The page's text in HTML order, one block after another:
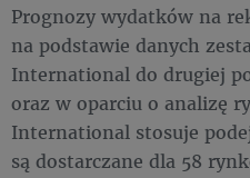
Prognozy wydatków na
na podstawie danych
International do drugiej
oraz w oparciu o analizę
International stosuje
są dostarczane dla 58